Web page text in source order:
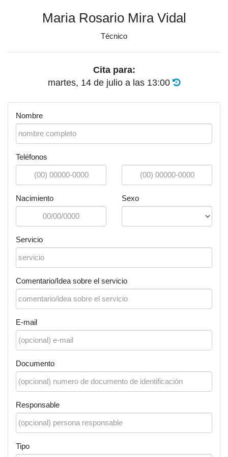
Maria Rosario Mira Vidal
Técnico
Cita para:
martes, 14 de julio a las 13:00
Nombre
Teléfonos
Nacimiento Sexo
Servicio
Comentario/Idea sobre el servicio
E-mail
Documento
Responsable
Tipo